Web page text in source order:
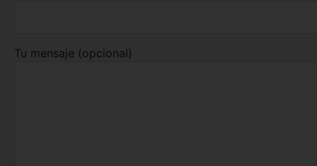
Tu mensaje (opcional)